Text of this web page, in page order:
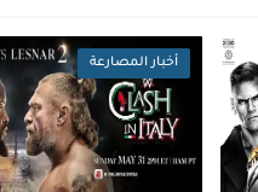
أخبار المصارعة